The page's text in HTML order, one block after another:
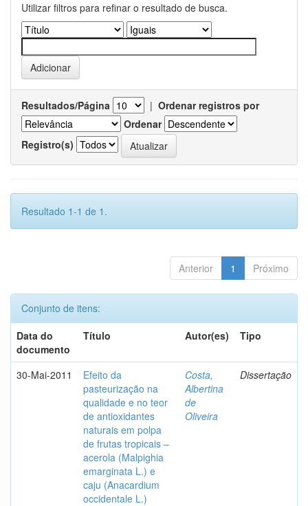
Utilizar filtros para refinar o resultado de busca.
Resultados/Página | Ordenar registros por
Ordenar
Registro(s)
Resultado 1-1 de 1.
Anterior 1 Próximo
Conjunto de itens:
Data do
documento
Título Autor(es) Tipo
30-Mai-2011
Efeito da
pasteurização na
qualidade e no teor
de antioxidantes
naturais em polpa
de frutas tropicais –
acerola (Malpighia
emarginata L.) e
caju (Anacardium
occidentale L.)
Costa,
Albertina
de
Oliveira
Dissertação